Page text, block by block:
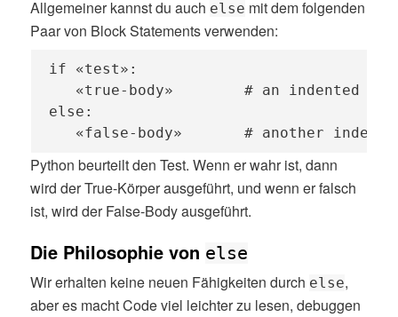
Allgemeiner kannst du auch else mit dem folgenden
Paar von Block Statements verwenden:
if «test»:
«true-body»        # an indented
else:
«false-body»       # another
Python beurteilt den Test. Wenn er wahr ist, dann
wird der True-Körper ausgeführt, und wenn er falsch
ist, wird der False-Body ausgeführt.
Die Philosophie von else
Wir erhalten keine neuen Fähigkeiten durch else,
aber es macht Code viel leichter zu lesen, debuggen